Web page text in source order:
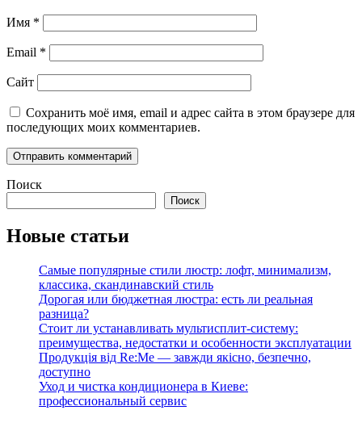
Имя *
Email *
Сайт
Сохранить моё имя, email и адрес сайта в этом браузере для
последующих моих комментариев.
Поиск
Поиск
Новые статьи
Самые популярные стили люстр: лофт, минимализм,
классика, скандинавский стиль
Дорогая или бюджетная люстра: есть ли реальная
разница?
Стоит ли устанавливать мультисплит-систему:
преимущества, недостатки и особенности эксплуатации
Продукція від Re:Me — завжди якісно, безпечно,
доступно
Уход и чистка кондиционера в Киеве:
профессиональный сервис